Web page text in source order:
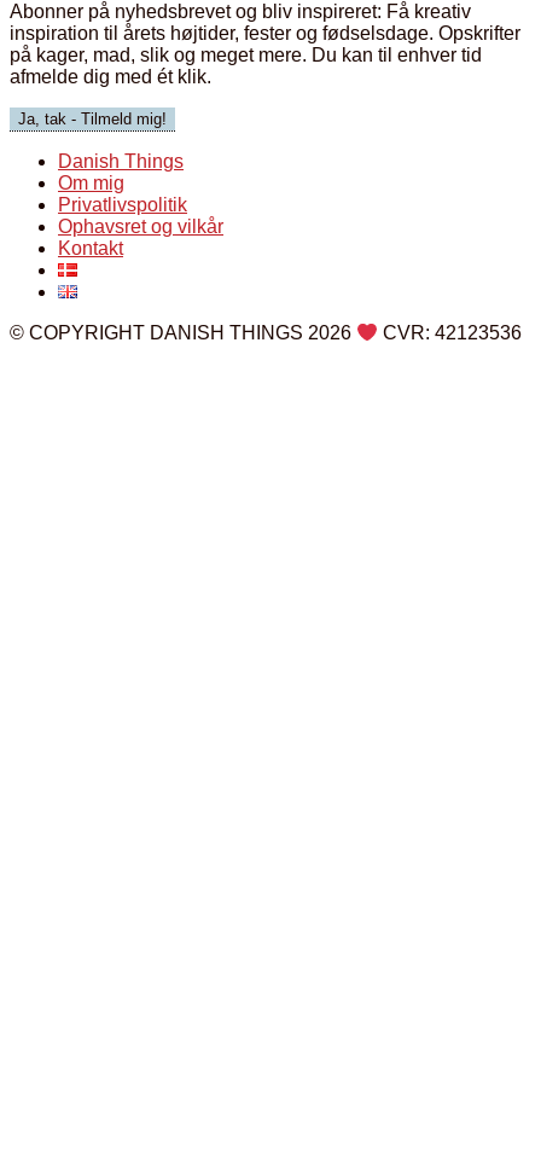
Abonner på nyhedsbrevet og bliv inspireret: Få kreativ
inspiration til årets højtider, fester og fødselsdage. Opskrifter
på kager, mad, slik og meget mere. Du kan til enhver tid
afmelde dig med ét klik.
Danish Things
Om mig
Privatlivspolitik
Ophavsret og vilkår
Kontakt
© COPYRIGHT DANISH THINGS 2026 CVR: 42123536